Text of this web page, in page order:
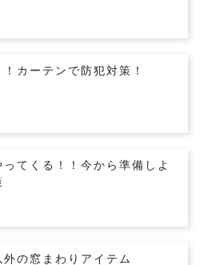
カーテンで防犯対策！
ってくる！！今から準備しよ
外の窓まわりアイテム